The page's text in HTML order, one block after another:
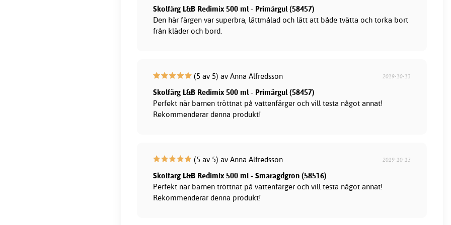
Skolfärg L&B Redimix 500 ml - Primärgul (58457)
Den här färgen var superbra, lättmålad och lätt att både tvätta och torka bort
från kläder och bord.
(5 av 5) av Anna Alfredsson 2019-10-13
Skolfärg L&B Redimix 500 ml - Primärgul (58457)
Perfekt när barnen tröttnat på vattenfärger och vill testa något annat!
Rekommenderar denna produkt!
(5 av 5) av Anna Alfredsson 2019-10-13
Skolfärg L&B Redimix 500 ml - Smaragdgrön (58516)
Perfekt när barnen tröttnat på vattenfärger och vill testa något annat!
Rekommenderar denna produkt!